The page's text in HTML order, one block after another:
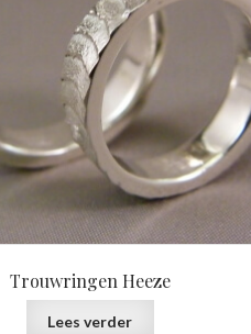
Trouwringen Heeze
Lees verder